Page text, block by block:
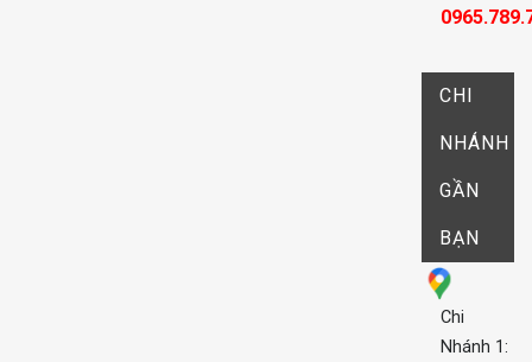
CHI
NHÁNH
GẦN
BẠN
Chi
Nhánh 1: